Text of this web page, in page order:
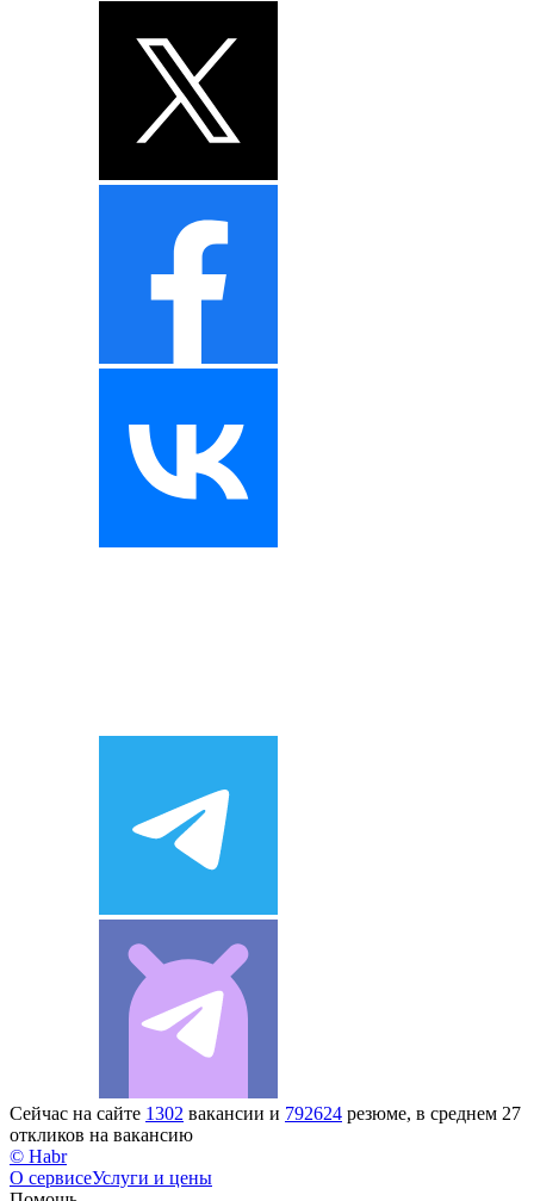
Сейчас на сайте 1302 вакансии и 792624 резюме, в среднем 27
откликов на вакансию
© Habr
О сервисеУслуги и цены